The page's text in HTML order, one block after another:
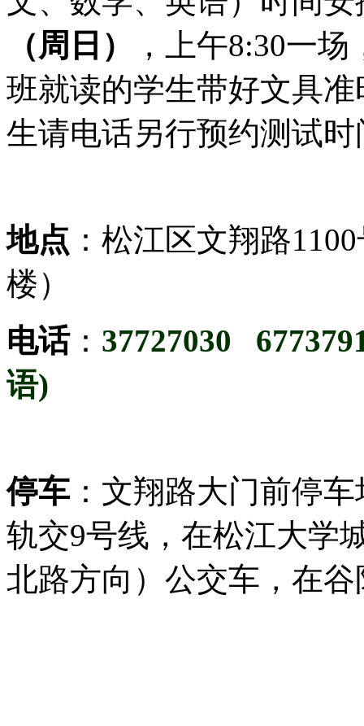
（周日）
，上午8:30一
班就读的学生带好文具
生请电话另行预约测试时
地点 ：松江区文翔路
楼）
电话： 37727030
语)
停车：文翔路大门前停
轨交9号线，在松江大学
北路方向）公交车，在